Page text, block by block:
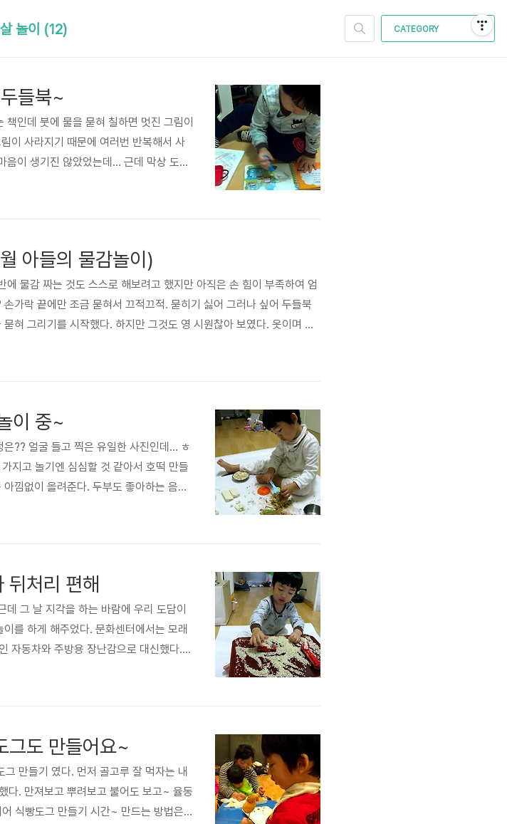
CATEGORY
놀이 (12)
들북~
인데 붓에 물을 묻혀 칠하면 멋진 그림이
이 사라지기 때문에 여러번 반복해서 사
이 생기진 않았었는데... 근데 막상 도담
라. 이 날 밤 10시가 넘은 시간에 도담이
아들의 물감놀이)
물감 짜는 것도 스스로 해보려고 했지만 아직은 손 힘이 부족하여 엄
가락 끝에만 조금 묻혀서 끄적끄적. 묻히기 싫어 그러나 싶어 두들북
혀 그리기를 시작했다. 하지만 그것도 영 시원찮아 보였다. 옷이며 몸
가 이러니 오히려 내가 부추기게 되더라. 여기저기 묻히지 않고 얌전
이 중~
?? 얼굴 들고 찍은 유일한 사진인데... ㅎ
지고 놀기엔 심심할 것 같아서 호떡 만들
낌없이 올려준다. 두부도 좋아하는 음식
하지는 않았다. 국수로 놀이를 할 때는
뒤처리 편해
그 날 지각을 하는 바람에 우리 도담이
를 하게 해주었다. 문화센터에서는 모래
자동차와 주방용 장난감으로 대신했다.
달리게도 하며 놀다가 조금 실증이 날 때
그도 만들어요~
만들기 였다. 먼저 골고루 잘 먹자는 내
다. 만져보고 뿌려보고 불어도 보고~ 율동
식빵도그 만들기 시간~ 만드는 방법은